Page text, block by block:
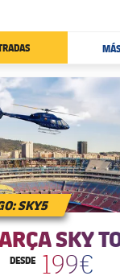
SKY5
SKY
DESDE 199€